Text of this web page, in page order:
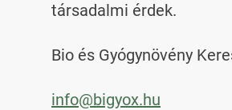
társadalmi érdek.
Bio és Gyógynövény
info@bigyox.hu